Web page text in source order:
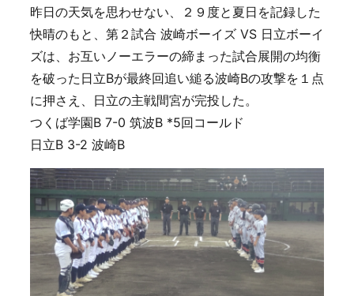
昨日の天気を思わせない、２９度と夏日を記録した
快晴のもと、第２試合 波崎ボーイズ VS 日立ボーイ
ズは、お互いノーエラーの締まった試合展開の均衡
を破った日立Bが最終回追い縋る波崎Bの攻撃を１点
に押さえ、日立の主戦間宮が完投した。
つくば学園B 7-0 筑波B *5回コールド
日立B 3-2 波崎B